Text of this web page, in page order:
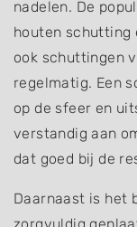
nadelen. De
houten schutting
ook schuttingen
regelmatig. Een
op de sfeer en
verstandig aan
dat goed bij de
Daarnaast is het